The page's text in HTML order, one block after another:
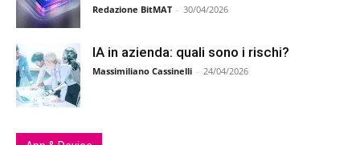
Redazione BitMAT - 30/04/2026
IA in azienda: quali sono i rischi?
Massimiliano Cassinelli - 24/04/2026